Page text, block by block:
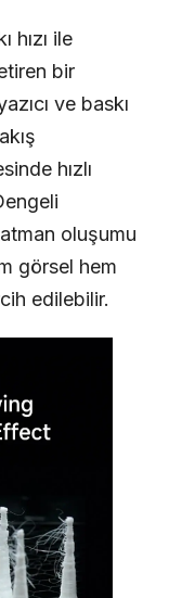
hızı ile
bir
ve baskı
hızlı
oluşumu
görsel hem
edilebilir.